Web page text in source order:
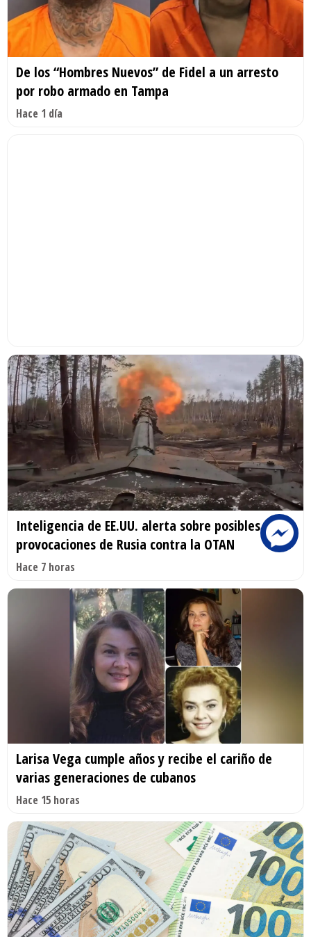
De los “Hombres Nuevos” de Fidel a un arresto
por robo armado en Tampa
Hace 1 día
Inteligencia de EE.UU. alerta sobre posibles
provocaciones de Rusia contra la OTAN
Hace 7 horas
Larisa Vega cumple años y recibe el cariño de
varias generaciones de cubanos
Hace 15 horas